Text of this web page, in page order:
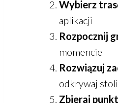
Wybierz
aplikacji
Rozpocznij
momencie
Rozwiązuj
odkrywaj
Zbieraj